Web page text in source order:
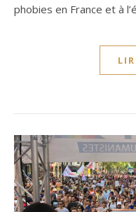
phobies en France et à